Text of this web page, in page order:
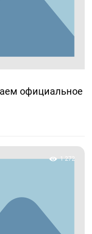
официальное
1 272